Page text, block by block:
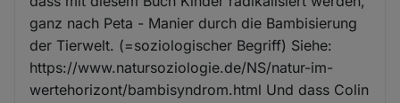
ganz nach Peta - Manier durch die Bambisierung
der Tierwelt. (=soziologischer Begriff) Siehe:
https://www.natursoziologie.de/NS/natur-im-
wertehorizont/bambisyndrom.html Und dass Colin